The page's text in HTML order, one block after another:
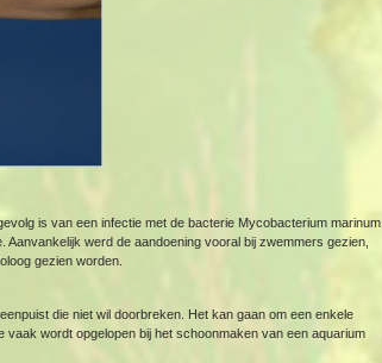
is van een infectie met de bacterie Mycobacterium marinum.
werd de aandoening vooral bij zwemmers gezien,
gezien worden.
die niet wil doorbreken. Het kan gaan om een enkele
wordt opgelopen bij het schoonmaken van een aquarium